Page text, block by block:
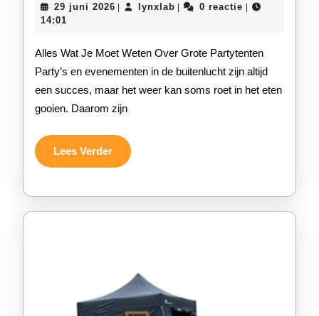
van
Grote
29 juni 2026 29
lynxlablynxlab0 reactie
14:01
Alles Wat Je Moet Weten Over Grote Partytenten
Party’s en evenementen in de buitenlucht zijn altijd
een succes, maar het weer kan soms roet in het eten
gooien. Daarom zijn
Lees VerderLees
Verder